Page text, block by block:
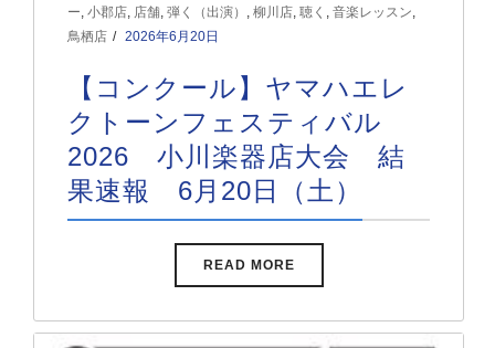
ー, 小郡店, 店舗, 弾く（出演） , 柳川店, 聴く , 音楽レッスン,
鳥栖店
2026年6月20日
【コンクール】ヤマハエレ
クトーンフェスティバル
2026 小川楽器店大会 結
果速報 6月20日（土）
READ MORE